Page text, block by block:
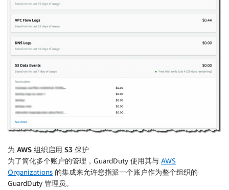
为 AWS 组织启用 S3 保护
为了简化多个账户的管理，GuardDuty 使用其与 AWS
Organizations 的集成来允许您指派一个账户作为整个组织的
GuardDuty 管理员。